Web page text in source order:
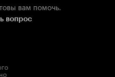
вам помочь.
вопрос